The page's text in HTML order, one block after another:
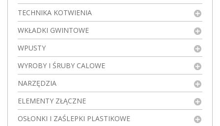
TECHNIKA KOTWIENIA
WKŁADKI GWINTOWE
WPUSTY
WYROBY I ŚRUBY CALOWE
NARZĘDZIA
ELEMENTY ZŁĄCZNE
OSŁONKI I ZAŚLEPKI PLASTIKOWE